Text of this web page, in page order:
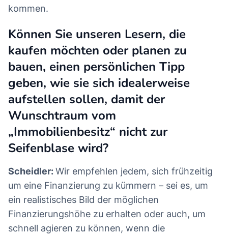
kommen.
Können Sie unseren Lesern, die
kaufen möchten oder planen zu
bauen, einen persönlichen Tipp
geben, wie sie sich idealerweise
aufstellen sollen, damit der
Wunschtraum vom
„Immobilienbesitz“ nicht zur
Seifenblase wird?
Scheidler:Wir empfehlen jedem, sich frühzeitig
um eine Finanzierung zu kümmern – sei es, um
ein realistisches Bild der möglichen
Finanzierungshöhe zu erhalten oder auch, um
schnell agieren zu können, wenn die